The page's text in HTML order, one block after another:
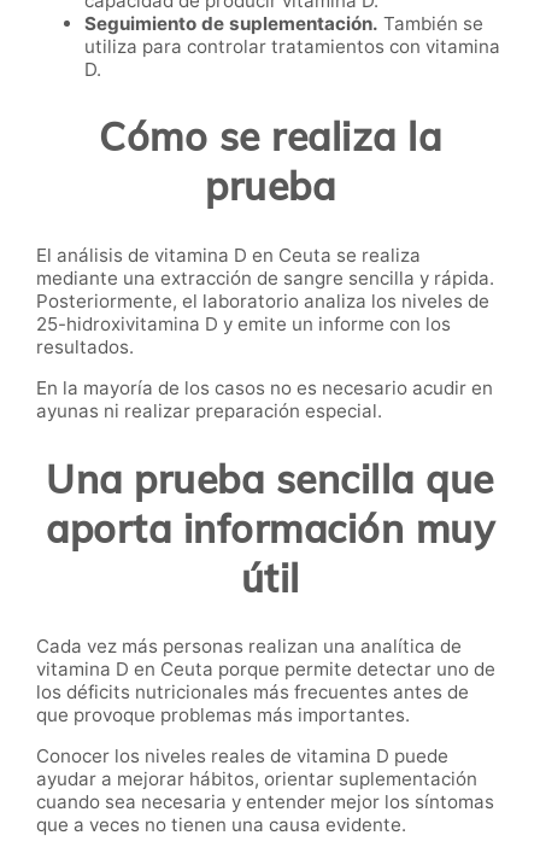
Seguimiento de suplementación. También se
utiliza para controlar tratamientos con vitamina
D.
Cómo se realiza la
prueba
El análisis de vitamina D en Ceuta se realiza
mediante una extracción de sangre sencilla y rápida.
Posteriormente, el laboratorio analiza los niveles de
25-hidroxivitamina D y emite un informe con los
resultados.
En la mayoría de los casos no es necesario acudir en
ayunas ni realizar preparación especial.
Una prueba sencilla que
aporta información muy
útil
Cada vez más personas realizan una analítica de
vitamina D en Ceuta porque permite detectar uno de
los déficits nutricionales más frecuentes antes de
que provoque problemas más importantes.
Conocer los niveles reales de vitamina D puede
ayudar a mejorar hábitos, orientar suplementación
cuando sea necesaria y entender mejor los síntomas
que a veces no tienen una causa evidente.